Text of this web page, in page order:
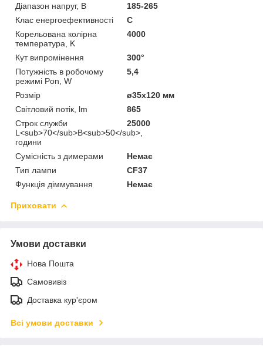
Діапазон напруг, В
185-265
Клас енергоефективності
C
Корельована колірна
температура, K
4000
Кут випромінення
300°
Потужність в робочому
режимі Pon, W
5,4
Розмір
ø35x120 мм
Світловий потік, lm
865
Строк служби
L<sub>70</sub>B<sub>50</sub>,
години
25000
Сумісність з димерами
Немає
Тип лампи
CF37
Функція діммування
Немає
Приховати
Умови доставки
Нова Пошта
Самовивіз
Доставка кур'єром
Всі умови доставки